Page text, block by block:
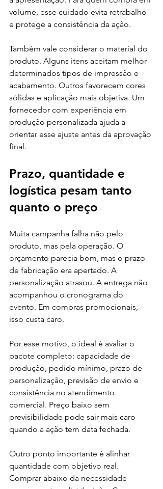
volume, esse cuidado evita retrabalho
e protege a consistência da ação.
Também vale considerar o material do
produto. Alguns itens aceitam melhor
determinados tipos de impressão e
acabamento. Outros favorecem cores
sólidas e aplicação mais objetiva. Um
fornecedor com experiência em
produção personalizada ajuda a
orientar esse ajuste antes da aprovação
final.
Prazo, quantidade e
logística pesam tanto
quanto o preço
Muita campanha falha não pelo
produto, mas pela operação. O
orçamento parecia bom, mas o prazo
de fabricação era apertado. A
personalização atrasou. A entrega não
acompanhou o cronograma do
evento. Em compras promocionais,
isso custa caro.
Por esse motivo, o ideal é avaliar o
pacote completo: capacidade de
produção, pedido mínimo, prazo de
personalização, previsão de envio e
consistência no atendimento
comercial. Preço baixo sem
previsibilidade pode sair mais caro
quando a ação tem data fechada.
Outro ponto importante é alinhar
quantidade com objetivo real.
Comprar abaixo da necessidade